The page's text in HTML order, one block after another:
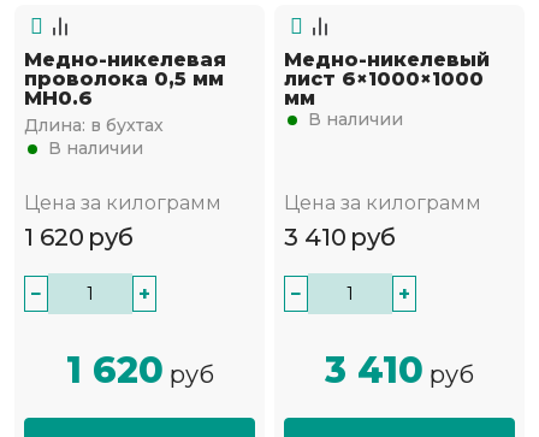
Медно-никелевая
проволока 0,5 мм
МН0.6
Длина: в бухтах
В наличии
Цена за килограмм
1 620 руб
− +
1 620 руб
Медно-никелевый
лист 6×1000×1000
мм
В наличии
Цена за килограмм
3 410 руб
− +
3 410 руб